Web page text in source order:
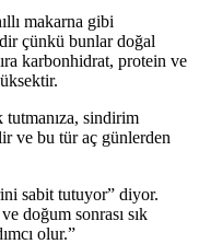
makarna gibi
çünkü bunlar doğal
karbonhidrat, protein ve
tutmanıza, sindirim
ve bu tür aç günlerden
sabit tutuyor” diyor.
doğum sonrası sık
olur.”